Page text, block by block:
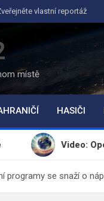
vlastní reportáž
místě
HASIČI
Video: Operaci
programy se snaží o